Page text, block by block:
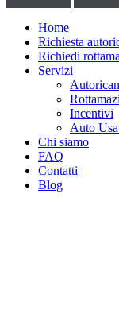
Home
Richiesta
Richiedi
Servizi
Incentivi
Auto
Chi siamo
FAQ
Contatti
Blog